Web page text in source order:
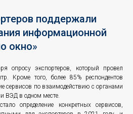
поддержали
информационной
окно»
опросу экспортеров, который провел
Кроме того, более 85% респондентов
сервисов по взаимодействию с органами
ВЭД в одном месте.
определение конкретных сервисов,